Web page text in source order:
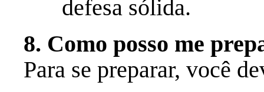
defesa sólida.
8. Como posso me
Para se preparar, você